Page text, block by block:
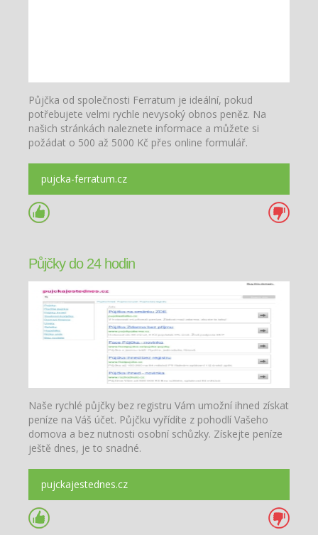
Půjčka od společnosti Ferratum je ideální, pokud
potřebujete velmi rychle nevysoký obnos peněz. Na
našich stránkách naleznete informace a můžete si
požádat o 500 až 5000 Kč přes online formulář.
pujcka-ferratum.cz
Půjčky do 24 hodin
Naše rychlé půjčky bez registru Vám umožní ihned získat
peníze na Váš účet. Půjčku vyřídíte z pohodlí Vašeho
domova a bez nutnosti osobní schůzky. Získejte peníze
ještě dnes, je to snadné.
pujckajestednes.cz